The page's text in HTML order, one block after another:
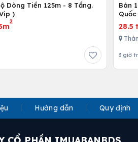
Dòng Tiền 125m - 8 Tầng.
)
2
Bán
28.5
3 giờ
Hướng dẫn Quy định